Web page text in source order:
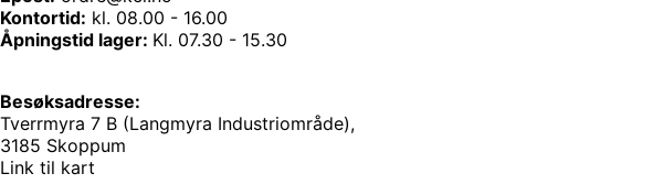
Kontortid: kl. 08.00 - 16.00
Åpningstid lager: Kl. 07.30 - 15.30
Besøksadresse:
Tverrmyra 7 B (Langmyra Industriområde),
3185 Skoppum
Link til kart